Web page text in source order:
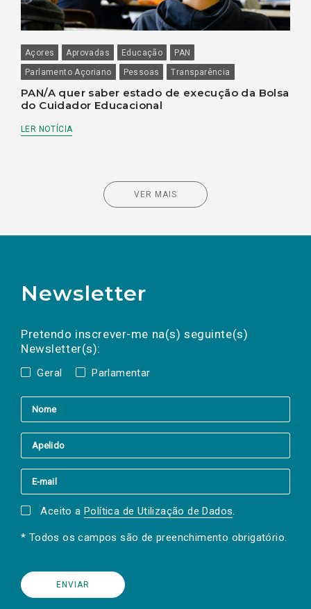
Açores Aprovadas Educação
PAN
Parlamento Açoriano
Pessoas Transparência
PAN/A quer saber estado de execução da Bolsa
do Cuidador Educacional
LER NOTÍCIA
VER MAIS
Newsletter
Pretendo inscrever-me na(s) seguinte(s)
Newsletter(s):
Geral Parlamentar
a(s) newsletter(s).
mail
Aceito a Política de Utilização de Dados.
* Todos os campos são de preenchimento obrigatório.